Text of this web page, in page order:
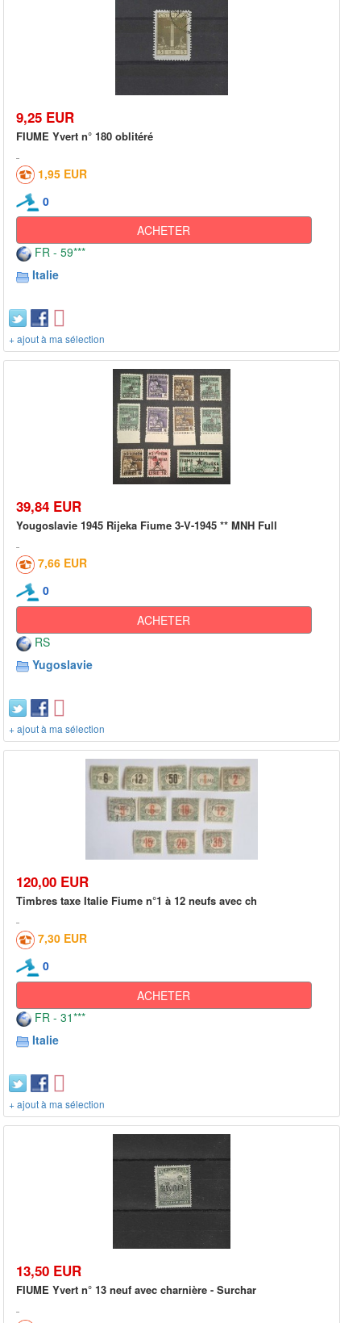
9,25 EUR
FIUME Yvert n° 180 oblitéré
1,95 EUR
0
ACHETER
FR - 59***
Italie
+ ajout à ma sélection
39,84 EUR
Yougoslavie 1945 Rijeka Fiume 3-V-1945 ** MNH Full
7,66 EUR
0
ACHETER
RS
Yugoslavie
+ ajout à ma sélection
120,00 EUR
Timbres taxe Italie Fiume n°1 à 12 neufs avec ch
7,30 EUR
0
ACHETER
FR - 31***
Italie
+ ajout à ma sélection
13,50 EUR
FIUME Yvert n° 13 neuf avec charnière - Surchar